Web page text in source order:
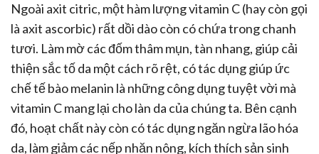
Ngoài axit citric, một hàm lượng vitamin C (hay còn gọi
là axit ascorbic) rất dồi dào còn có chứa trong chanh
tươi. Làm mờ các đốm thâm mụn, tàn nhang, giúp cải
thiện sắc tố da một cách rõ rệt, có tác dụng giúp ức
chế tế bào melanin là những công dụng tuyệt vời mà
vitamin C mang lại cho làn da của chúng ta. Bên cạnh
đó, hoạt chất này còn có tác dụng ngăn ngừa lão hóa
da, làm giảm các nếp nhăn nông, kích thích sản sinh